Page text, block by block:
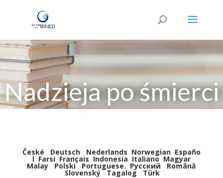
Nadzieja po śmierci
České Deutsch Nederlands Norwegian Españo
l Farsi Français Indonesia Italiano Magyar
Malay Polski Portuguese. Pусский Română
Slovenský Tagalog
Türk